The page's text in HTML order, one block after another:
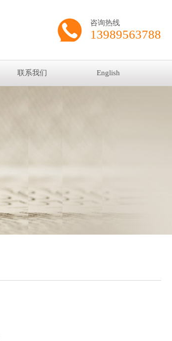
咨询热线
13989563788
联系我们 English